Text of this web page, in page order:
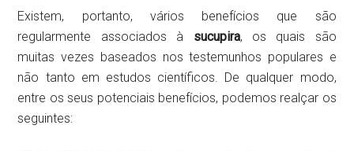
Existem, portanto, vários benefícios que são
regularmente associados à sucupira, os quais são
muitas vezes baseados nos testemunhos populares e
não tanto em estudos científicos. De qualquer modo,
entre os seus potenciais benefícios, podemos realçar os
seguintes: